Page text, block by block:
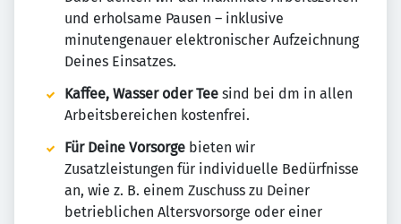
und erholsame Pausen – inklusive
minutengenauer elektronischer Aufzeichnung
Deines Einsatzes.
Kaffee, Wasser oder Tee sind bei dm in allen
Arbeitsbereichen kostenfrei.
Für Deine Vorsorge bieten wir
Zusatzleistungen für individuelle Bedürfnisse
an, wie z. B. einem Zuschuss zu Deiner
betrieblichen Altersvorsorge oder einer